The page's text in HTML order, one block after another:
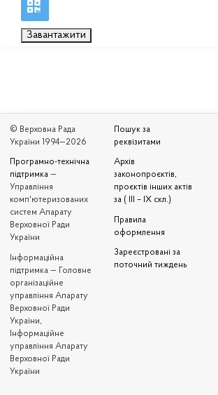
Завантажити
© Верховна Рада
України 1994—2026
Програмно-технічна
підтримка —
Управління
комп'ютеризованих
систем Апарату
Верховної Ради
України
Iнформаційна
підтримка — Головне
організаційне
управління Апарату
Верховної Ради
України,
Інформаційне
управління Апарату
Верховної Ради
України
Пошук за
реквізитами
Архів
законопроєктів,
проєктів інших актів
за ( III – IX скл.)
Правила
оформлення
Зареєстровані за
поточний тиждень